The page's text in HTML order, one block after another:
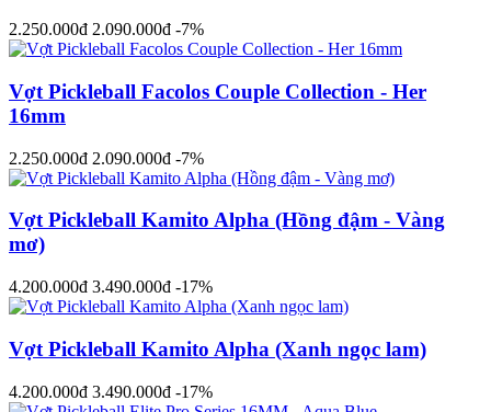
2.250.000đ 2.090.000đ -7%
Vợt Pickleball Facolos Couple Collection - Her
16mm
2.250.000đ 2.090.000đ -7%
Vợt Pickleball Kamito Alpha (Hồng đậm - Vàng
mơ)
4.200.000đ 3.490.000đ -17%
Vợt Pickleball Kamito Alpha (Xanh ngọc lam)
4.200.000đ 3.490.000đ -17%